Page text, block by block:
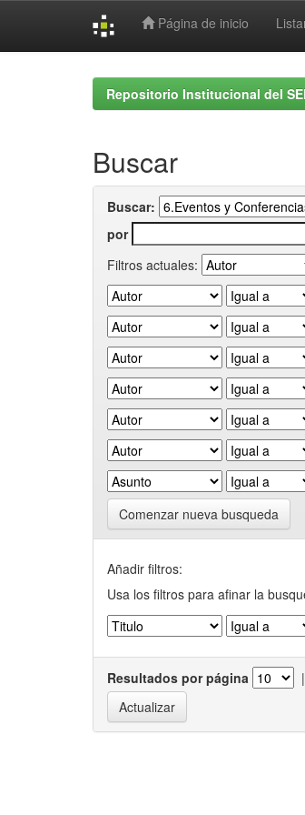
Página de inicio
Repositorio Institucional del
Buscar
Buscar:
por
Filtros actuales:
Comenzar nueva busqueda
Añadir filtros:
Usa los filtros para afinar la
Resultados por página |